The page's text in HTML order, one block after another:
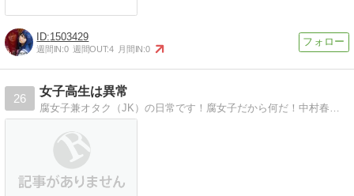
1503429
週間IN:0 週間OUT:4 月間IN:0
26
女子高生は異常
腐女子兼オタク（JK）の日常です！腐女子だから何だ！中村春菊先生＆藤崎都先生＆カズキヨネ様LOVE